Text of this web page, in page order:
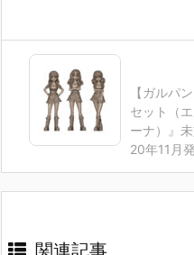
【ガルパ
セット（
ーナ）』
20年11月
関連記事